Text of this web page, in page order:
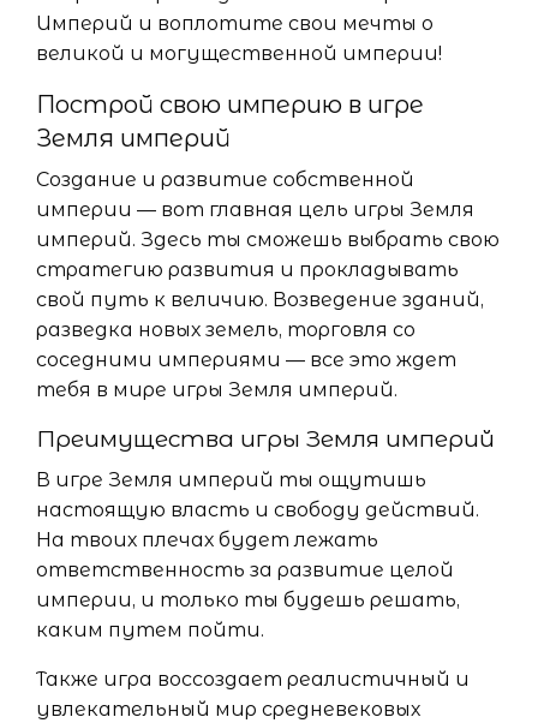
Империй и воплотите свои мечты о
великой и могущественной империи!
Построй свою империю в игре
Земля империй
Создание и развитие собственной
империи — вот главная цель игры Земля
империй. Здесь ты сможешь выбрать свою
стратегию развития и прокладывать
свой путь к величию. Возведение зданий,
разведка новых земель, торговля со
соседними империями — все это ждет
тебя в мире игры Земля империй.
Преимущества игры Земля империй
В игре Земля империй ты ощутишь
настоящую власть и свободу действий.
На твоих плечах будет лежать
ответственность за развитие целой
империи, и только ты будешь решать,
каким путем пойти.
Также игра воссоздает реалистичный и
увлекательный мир средневековых